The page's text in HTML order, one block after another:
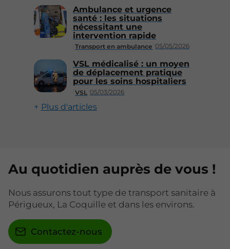
Transport en ambulance 05/05/2026
Ambulance et urgence
santé : les situations
nécessitant une
intervention rapide
VSL 05/03/2026
VSL médicalisé : un moyen
de déplacement pratique
pour les soins hospitaliers
Plus d'articles
Au quotidien auprès de vous !
Nous assurons tout type de transport sanitaire à
Périgueux, La Coquille et dans les environs.
Contactez-nous